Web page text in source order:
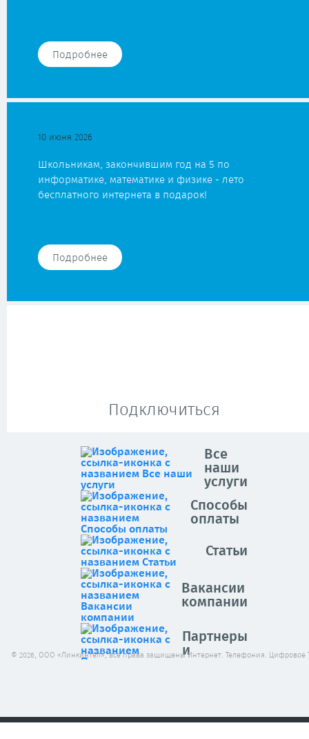
Подробнее
10 июня 2026
Школьникам, закончившим год на 5 по
информатике, математике и физике - лето
бесплатного интернета в подарок!
Подробнее
Подключиться
Все
наши
услуги
Способы
оплаты
Статьи
Вакансии
компании
Партнеры
и
© 2026, ООО «Линкинтел», все права защищены Интернет. Телефония. Цифровое